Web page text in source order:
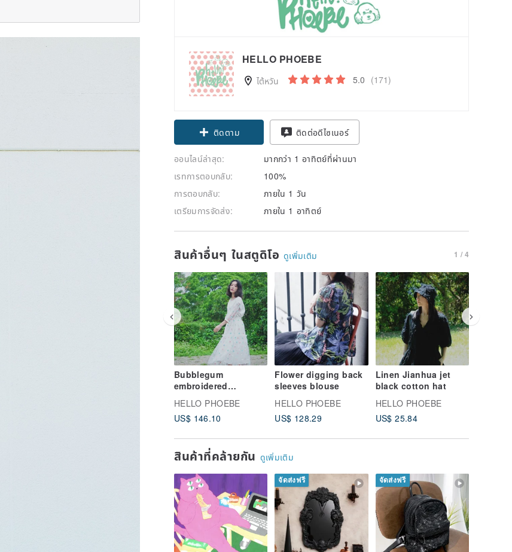
HELLO PHOEBE
ไต้หวัน 5.0 (171)
Claim coupon
ติดตาม
ติดต่อดีไซเนอร์
ออนไลน์ล่าสุด:
มากกว่า 1 อาทิตย์ที่ผ่านมา
เรทการตอบกลับ:
100%
การตอบกลับ:
ภายใน 1 วัน
เตรียมการจัดส่ง:
ภายใน 1 อาทิตย์
สินค้าอื่นๆ ในสตูดิโอ ดูเพิ่มเติม 1 / 4
Bubblegum
embroidered
translucent gauze
skirt
HELLO PHOEBE
US$ 146.10
Flower digging back
sleeves blouse
HELLO PHOEBE
US$ 128.29
Linen Jianhua jet
black cotton hat
HELLO PHOEBE
US$ 25.84
สินค้าที่คล้ายกัน ดูเพิ่มเติม
จัดส่งฟรี จัดส่งฟรี